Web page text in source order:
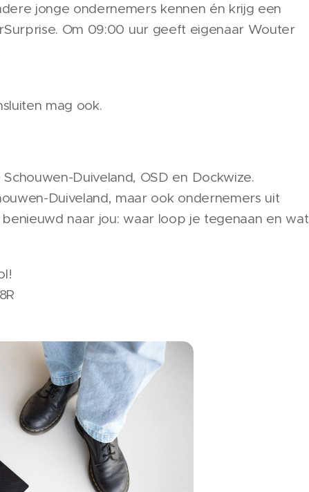
jonge ondernemers kennen én krijg een
Om 09:00 uur geeft eigenaar Wouter
mag ook.
Duiveland, OSD en Dockwize.
Duiveland, maar ook ondernemers uit
naar jou: waar loop je tegenaan en wat